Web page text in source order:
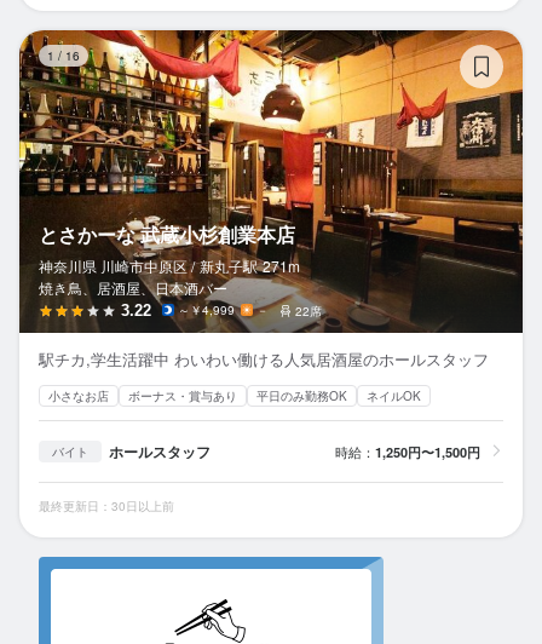
1 / 16
とさかーな 武蔵小杉創業本店
神奈川県 川崎市中原区 / 新丸子駅 271m
焼き鳥、居酒屋、日本酒バー
3.22 ～￥4,999 － 22席
駅チカ,学生活躍中 わいわい働ける人気居酒屋のホールスタッフ
小さなお店 ボーナス・賞与あり 平日のみ勤務OK ネイルOK
バイト ホールスタッフ 時給： 1,250円〜1,500円
最終更新日：30日以上前